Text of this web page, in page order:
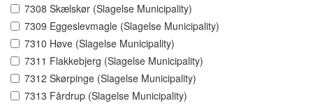
7308 Skælskør (Slagelse Municipality)
7309 Eggeslevmagle (Slagelse Municipality)
7310 Høve (Slagelse Municipality)
7311 Flakkebjerg (Slagelse Municipality)
7312 Skørpinge (Slagelse Municipality)
7313 Fårdrup (Slagelse Municipality)